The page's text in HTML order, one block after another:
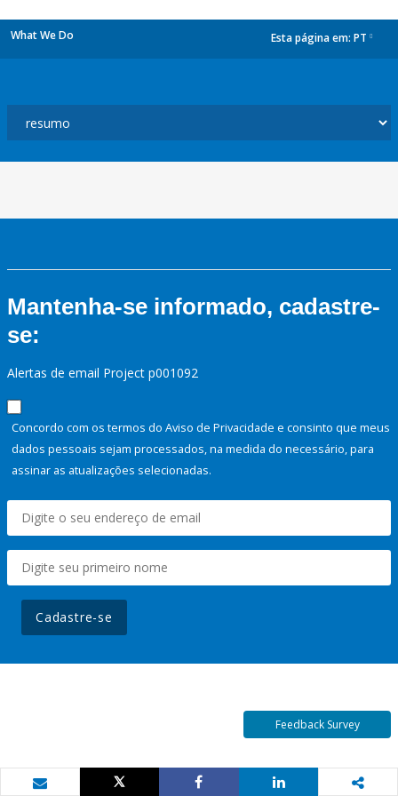
What We Do Esta página em: PT
Mantenha-se informado, cadastre-
se:
Alertas de email Project p001092
Concordo com os termos do Aviso de Privacidade e consinto que meus
dados pessoais sejam processados, na medida do necessário, para
assinar as atualizações selecionadas.
Cadastre-se
Feedback Survey